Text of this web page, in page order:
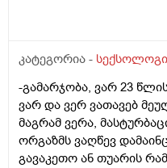
გაიკეთა მსგავსი
ფარული სისხლდენის
ყველაფერი შეიძლება
პრობლემას? და თუ
ვერაფერს ვერ
სიგარეტის და
სვამს იშვიათად. დიდი
გამომიწერა ადორა.
ეგეთია დროებითი, თუ
ავუხსენი არც
გამომიწერა ბოდიშით
კატეგორია -
-გამარჯობა, ვარ 23
ვარ და ვერ ვათავებ
მაგრამ ვერა,
ორგაზმს ვაღწევ
გავაკეთო ან თუარის